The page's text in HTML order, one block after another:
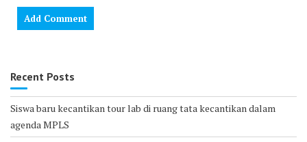
Recent Posts
Siswa baru kecantikan tour lab di ruang tata kecantikan dalam
agenda MPLS